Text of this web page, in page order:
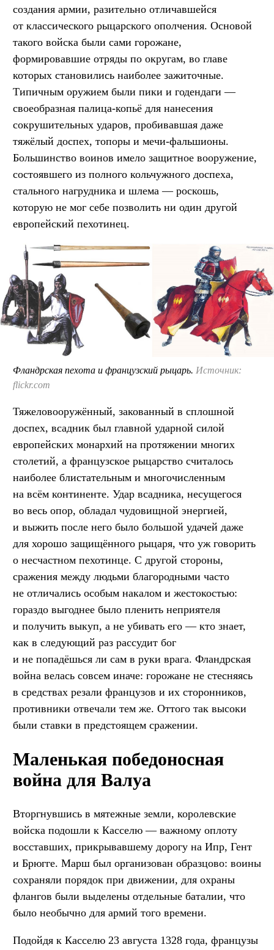
создания армии, разительно отличавшейся
от классического рыцарского ополчения. Основой
такого войска были сами горожане,
формировавшие отряды по округам, во главе
которых становились наиболее зажиточные.
Типичным оружием были пики и годендаги —
своеобразная палица-копьё для нанесения
сокрушительных ударов, пробивавшая даже
тяжёлый доспех, топоры и мечи-фальшионы.
Большинство воинов имело защитное вооружение,
состоявшего из полного кольчужного доспеха,
стального нагрудника и шлема — роскошь,
которую не мог себе позволить ни один другой
европейский пехотинец.
Фландрская пехота и французский рыцарь. Источник:
flickr.com
Тяжеловооружённый, закованный в сплошной
доспех, всадник был главной ударной силой
европейских монархий на протяжении многих
столетий, а французское рыцарство считалось
наиболее блистательным и многочисленным
на всём континенте. Удар всадника, несущегося
во весь опор, обладал чудовищной энергией,
и выжить после него было большой удачей даже
для хорошо защищённого рыцаря, что уж говорить
о несчастном пехотинце. С другой стороны,
сражения между людьми благородными часто
не отличались особым накалом и жестокостью:
гораздо выгоднее было пленить неприятеля
и получить выкуп, а не убивать его — кто знает,
как в следующий раз рассудит бог
и не попадёшься ли сам в руки врага. Фландрская
война велась совсем иначе: горожане не стесняясь
в средствах резали французов и их сторонников,
противники отвечали тем же. Оттого так высоки
были ставки в предстоящем сражении.
Маленькая победоносная
война для Валуа
Вторгнувшись в мятежные земли, королевские
войска подошли к Касселю — важному оплоту
восставших, прикрывавшему дорогу на Ипр, Гент
и Брюгге. Марш был организован образцово: воины
сохраняли порядок при движении, для охраны
флангов были выделены отдельные баталии, что
было необычно для армий того времени.
Подойдя к Касселю 23 августа 1328 года, французы